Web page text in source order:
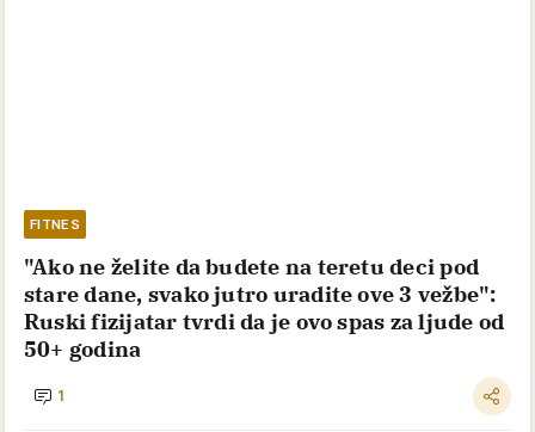
FITNES
"Ako ne želite da budete na teretu deci pod
stare dane, svako jutro uradite ove 3 vežbe":
Ruski fizijatar tvrdi da je ovo spas za ljude od
50+ godina
1